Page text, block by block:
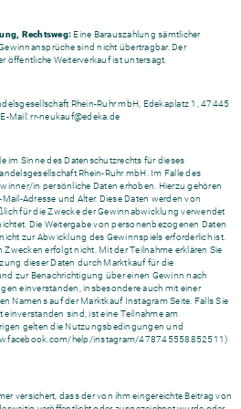
Rechtsweg:Eine Barauszahlung sämtlicher
sind nicht übertragbar. Der
öffentliche Weiterverkauf ist untersagt.
Rhein-Ruhr mbH, Edekaplatz 1, 47445
Mail: rr-neukauf@edeka.de
im Sinne des Datenschutzrechts für dieses
Rhein-Ruhr mbH. Im Falle des
in persönliche Daten erhoben. Hierzu gehören
Adresse und Alter. Diese Daten werden von
für die Zwecke der Gewinnabwicklung verwendet
Die Weitergabe von personenbezogenen Daten
zur Abwicklung des Gewinnspiels erforderlich ist.
erfolgt nicht. Mit der Teilnahme erklären Sie
dieser Daten durch Marktkauf für die
zur Benachrichtigung über einen Gewinn nach
einverstanden, insbesondere auch mit einer
Namens auf der Marktkauf Instagram Seite. Falls Sie
sind, ist eine Teilnahme am
gelten die Nutzungsbedingungen und
help/instagram/478745558852511)
versichert, dass der von ihm eingereichte Beitrag von